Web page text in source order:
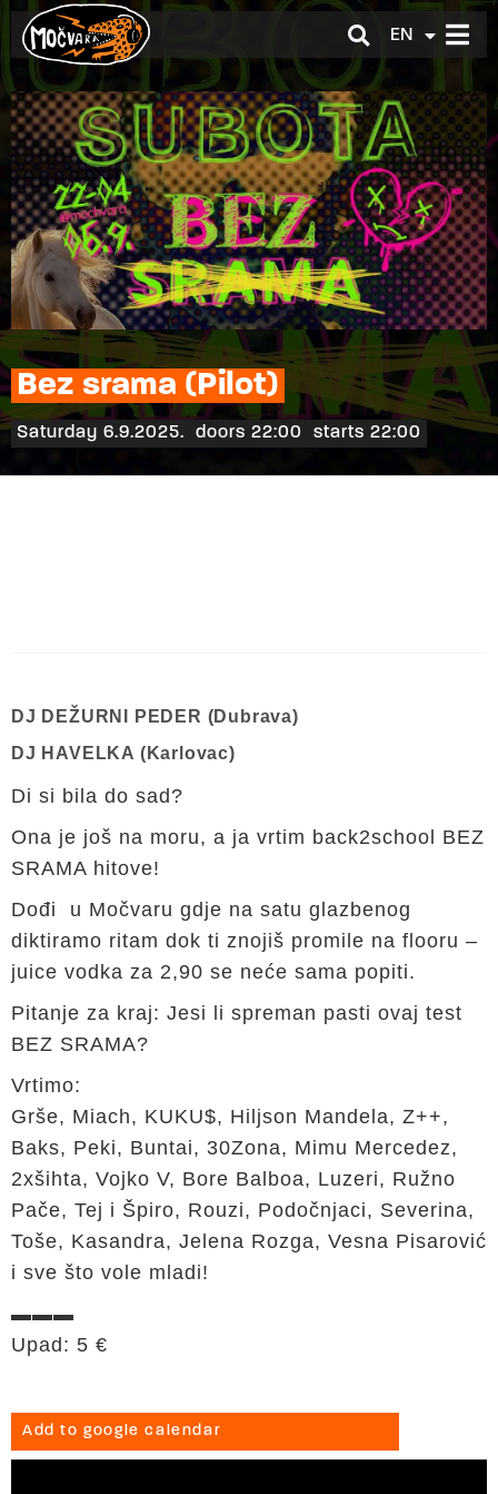
EN
HR
Bez srama (Pilot)
Saturday 6.9.2025. doors 22:00 starts 22:00
DJ DEŽURNI PEDER (Dubrava)
DJ HAVELKA (Karlovac)
Di si bila do sad?
Ona je još na moru, a ja vrtim back2school BEZ
SRAMA hitove!
Dođi u Močvaru gdje na satu glazbenog
diktiramo ritam dok ti znojiš promile na flooru –
juice vodka za 2,90 se neće sama popiti.
Pitanje za kraj: Jesi li spreman pasti ovaj test
BEZ SRAMA?
Vrtimo:
Grše, Miach, KUKU$, Hiljson Mandela, Z++,
Baks, Peki, Buntai, 30Zona, Mimu Mercedez,
2xšihta, Vojko V, Bore Balboa, Luzeri, Ružno
Pače, Tej i Špiro, Rouzi, Podočnjaci, Severina,
Toše, Kasandra, Jelena Rozga, Vesna Pisarović
i sve što vole mladi!
▬▬▬
Upad: 5 €
Add to google calendar